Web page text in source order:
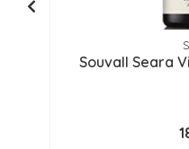
Souvall Seara